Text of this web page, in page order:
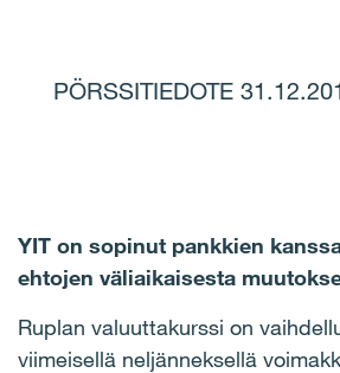
PÖRSSITIEDOTE
YIT on sopinut pankkien
ehtojen väliaikaisesta
Ruplan valuuttakurssi on
viimeisellä neljänneksellä